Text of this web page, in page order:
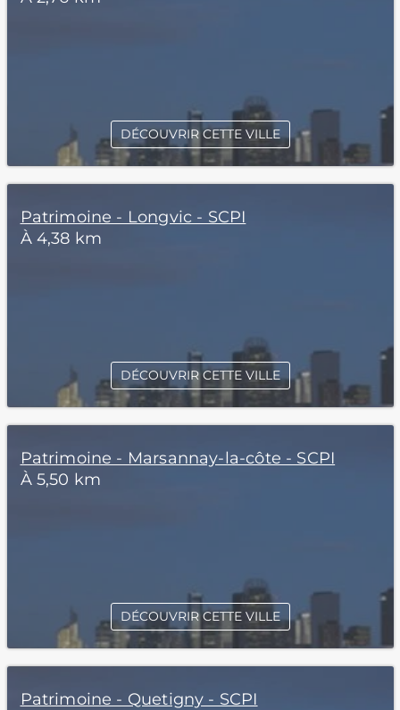
DÉCOUVRIR CETTE VILLE
Patrimoine - Longvic - SCPI
À 4,38 km
DÉCOUVRIR CETTE VILLE
Patrimoine - Marsannay-la-côte - SCPI
À 5,50 km
DÉCOUVRIR CETTE VILLE
Patrimoine - Quetigny - SCPI